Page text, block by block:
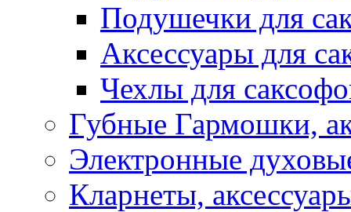
Подушечки для
Аксессуары для
Чехлы для
Губные Гармошки,
Электронные
Кларнеты,